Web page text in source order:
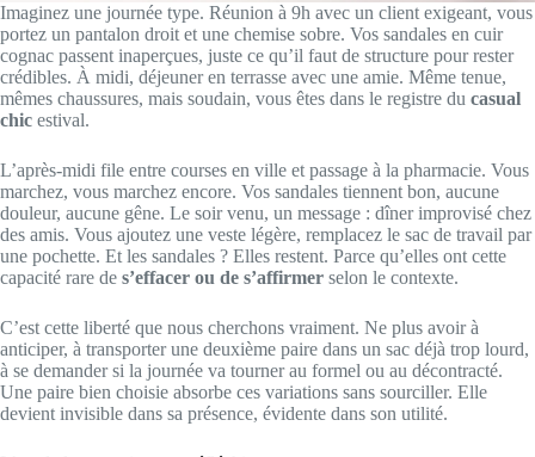
Imaginez une journée type. Réunion à 9h avec un client exigeant, vous
portez un pantalon droit et une chemise sobre. Vos sandales en cuir
cognac passent inaperçues, juste ce qu’il faut de structure pour rester
crédibles. À midi, déjeuner en terrasse avec une amie. Même tenue,
mêmes chaussures, mais soudain, vous êtes dans le registre du casual
chic estival.
L’après-midi file entre courses en ville et passage à la pharmacie. Vous
marchez, vous marchez encore. Vos sandales tiennent bon, aucune
douleur, aucune gêne. Le soir venu, un message : dîner improvisé chez
des amis. Vous ajoutez une veste légère, remplacez le sac de travail par
une pochette. Et les sandales ? Elles restent. Parce qu’elles ont cette
capacité rare de s’effacer ou de s’affirmer selon le contexte.
C’est cette liberté que nous cherchons vraiment. Ne plus avoir à
anticiper, à transporter une deuxième paire dans un sac déjà trop lourd,
à se demander si la journée va tourner au formel ou au décontracté.
Une paire bien choisie absorbe ces variations sans sourciller. Elle
devient invisible dans sa présence, évidente dans son utilité.